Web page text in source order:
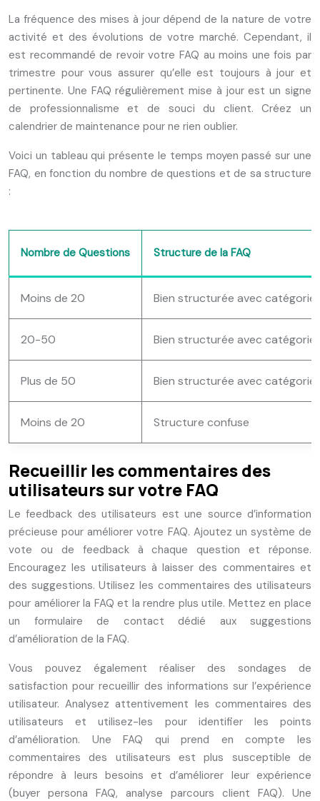
La fréquence des mises à jour dépend de la nature de votre
activité et des évolutions de votre marché. Cependant, il
est recommandé de revoir votre FAQ au moins une fois par
trimestre pour vous assurer qu’elle est toujours à jour et
pertinente. Une FAQ régulièrement mise à jour est un signe
de professionnalisme et de souci du client. Créez un
calendrier de maintenance pour ne rien oublier.
Voici un tableau qui présente le temps moyen passé sur une
FAQ, en fonction du nombre de questions et de sa structure
:
Nombre de Questions Structure de la FAQ
Moins de 20 Bien structurée avec
20-50 Bien structurée avec
Plus de 50 Bien structurée avec
Moins de 20 Structure confuse
Recueillir les commentaires des
utilisateurs sur votre FAQ
Le feedback des utilisateurs est une source d’information
précieuse pour améliorer votre FAQ. Ajoutez un système de
vote ou de feedback à chaque question et réponse.
Encouragez les utilisateurs à laisser des commentaires et
des suggestions. Utilisez les commentaires des utilisateurs
pour améliorer la FAQ et la rendre plus utile. Mettez en place
un formulaire de contact dédié aux suggestions
d’amélioration de la FAQ.
Vous pouvez également réaliser des sondages de
satisfaction pour recueillir des informations sur l’expérience
utilisateur. Analysez attentivement les commentaires des
utilisateurs et utilisez-les pour identifier les points
d’amélioration. Une FAQ qui prend en compte les
commentaires des utilisateurs est plus susceptible de
répondre à leurs besoins et d’améliorer leur expérience
(buyer persona FAQ, analyse parcours client FAQ). Une